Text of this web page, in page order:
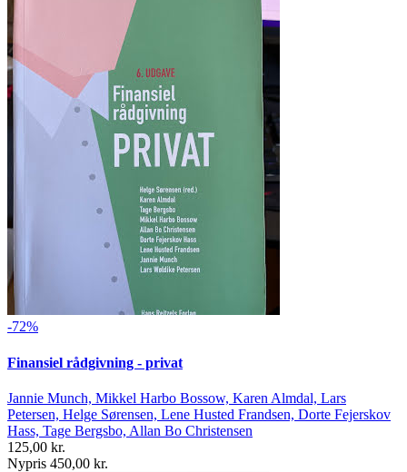
-72%
Finansiel rådgivning - privat
Jannie Munch, Mikkel Harbo Bossow, Karen Almdal, Lars
Petersen, Helge Sørensen, Lene Husted Frandsen, Dorte Fejerskov
Hass, Tage Bergsbo, Allan Bo Christensen
125,00 kr.
Nypris 450,00 kr.